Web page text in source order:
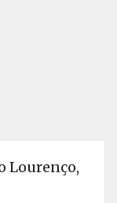
Lourenço,